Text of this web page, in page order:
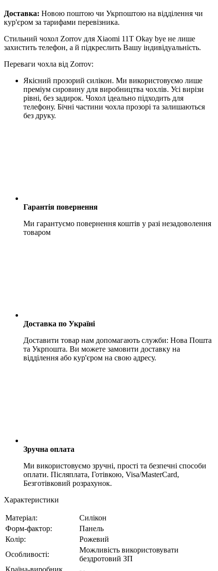
Доставка: Новою поштою чи Укрпоштою на відділення чи
кур'єром за тарифами перевізника.
Стильний чохол Zorrov для Xiaomi 11T Okay bye не лише
захистить телефон, а й підкреслить Вашу індивідуальність.
Переваги чохла від Zorrov:
Якісний прозорий силікон. Ми використовуємо лише
преміум сировину для виробництва чохлів. Усі вирізи
рівні, без задирок. Чохол ідеально підходить для
телефону. Бічні частини чохла прозорі та залишаються
без друку.
Гарантія повернення
Ми гарантуємо повернення коштів у разі незадоволення
товаром
Доставка по Україні
Доставити товар нам допомагають служби: Нова Пошта
та Укрпошта. Ви можете замовити доставку на
відділення або кур'єром на свою адресу.
Зручна оплата
Ми використовуємо зручні, прості та безпечні способи
оплати. Післяплата, Готівкою, Visa/MasterCard,
Безготівковий розрахунок.
Характеристики
Матеріал:
Силікон
Форм-фактор:
Панель
Колір:
Рожевий
Особливості:
Можливість використовувати
бездротовий ЗП
Країна-виробник